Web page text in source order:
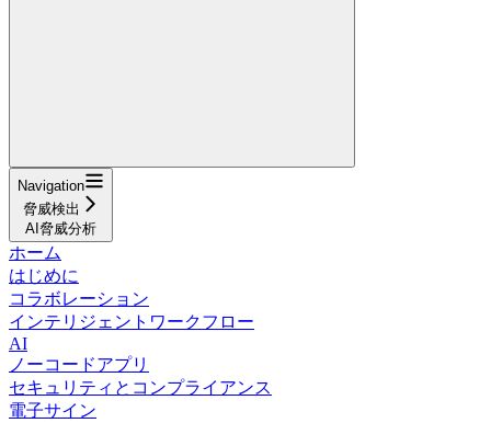
Navigation
脅威検出
AI脅威分析
ホーム
はじめに
コラボレーション
インテリジェントワークフロー
AI
ノーコードアプリ
セキュリティとコンプライアンス
電子サイン